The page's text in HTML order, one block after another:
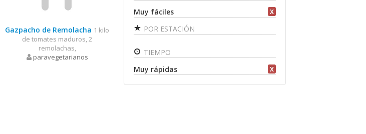
Gazpacho de Remolacha 1 kilo
de tomates maduros, 2
remolachas,
paravegetarianos
Muy fáciles
X
POR ESTACIÓN
TIEMPO
Muy rápidas
X